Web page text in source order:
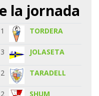
la jornada
1 TORDERA
3 JOLASETA
2 TARADELL
2 SHUM